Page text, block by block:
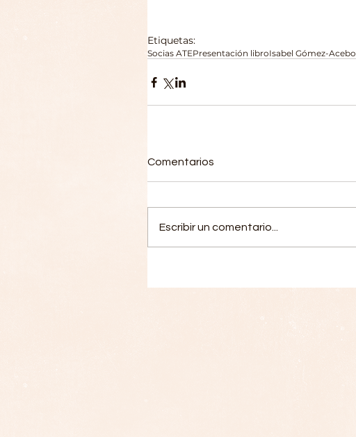
Etiquetas:
Socias ATEPresentación libroIsabel Gómez-Acebo
Comentarios
Escribir un comentario...